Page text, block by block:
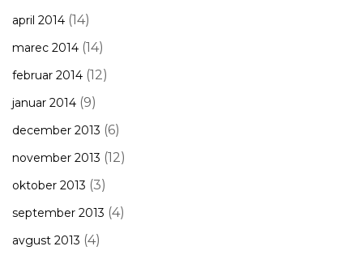
april 2014 (14)
marec 2014 (14)
februar 2014 (12)
januar 2014 (9)
december 2013 (6)
november 2013 (12)
oktober 2013 (3)
september 2013 (4)
avgust 2013 (4)